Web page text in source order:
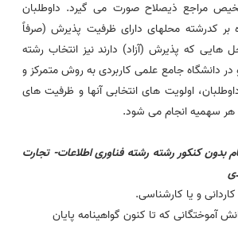
مراجع ذیصلاح صورت می گیرد. داوطلبان
بر کدرشته محلهای دارای ظرفیت پذیرش (صرفاً
هایی که پذیرش (آزاد) دارند نیز انتخاب رشته
دانشگاه جامع علمیکاربردی به روش متمرکز و
اولویت های انتخابی آنها و ظرفیت های
سهمیه انجام می شود.
بدون کنکور رشته رشتهفناوری اطلاعات- تجارت
و یا کارشناسی.
آموختگانی که تا کنون گواهینامه پایان